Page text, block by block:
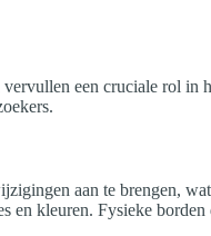
een cruciale rol in
aan te brengen,
kleuren. Fysieke